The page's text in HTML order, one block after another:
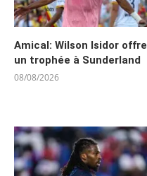
Amical: Wilson Isidor offre
un trophée à Sunderland
08/08/2026